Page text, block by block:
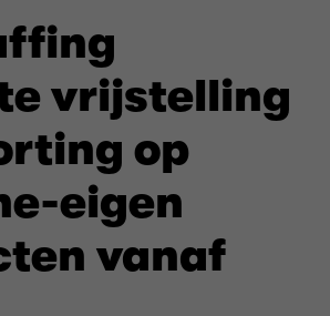
vrijstelling
op
eigen
vanaf